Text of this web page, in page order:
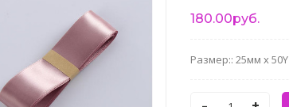
180.00руб.
Размер:: 25мм x 50Y